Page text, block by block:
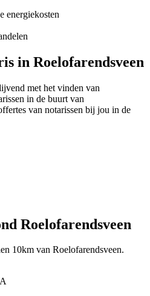
energiekosten
in Roelofarendsveen
met het vinden van
in de buurt van
van notarissen bij jou in de
Roelofarendsveen
10km van Roelofarendsveen.